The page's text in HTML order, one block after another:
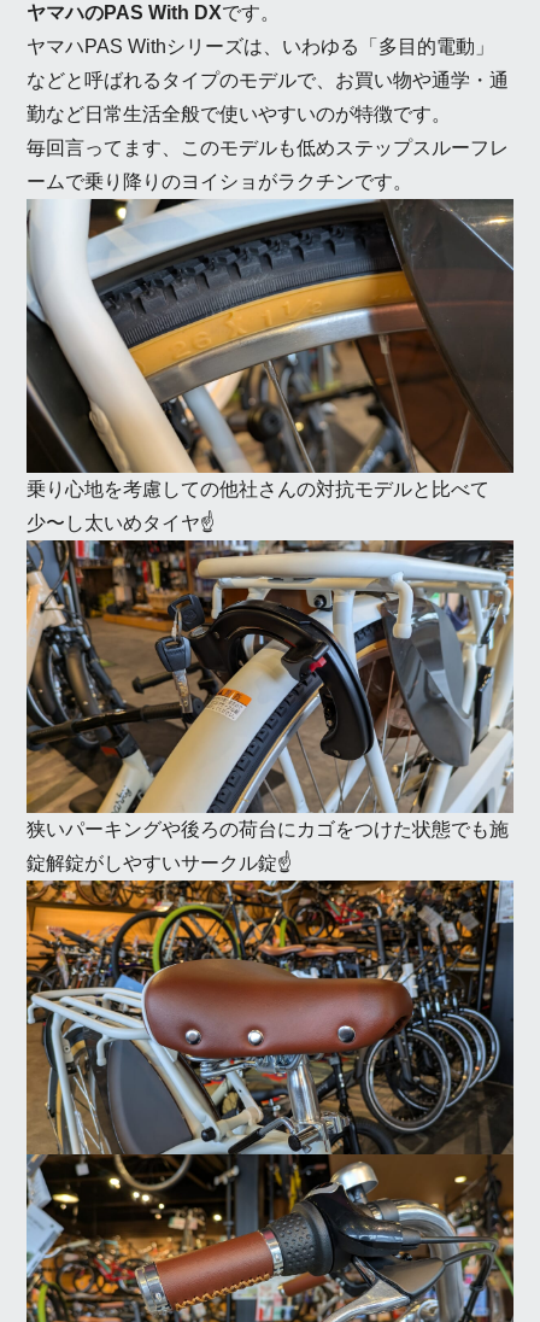
ヤマハのPAS With DXです。
ヤマハPAS Withシリーズは、いわゆる「多目的電動」
などと呼ばれるタイプのモデルで、お買い物や通学・通
勤など日常生活全般で使いやすいのが特徴です。
毎回言ってます、このモデルも低めステップスルーフレ
ームで乗り降りのヨイショがラクチンです。
乗り心地を考慮しての他社さんの対抗モデルと比べて
少〜し太いめタイヤ☝️
狭いパーキングや後ろの荷台にカゴをつけた状態でも施
錠解錠がしやすいサークル錠☝️